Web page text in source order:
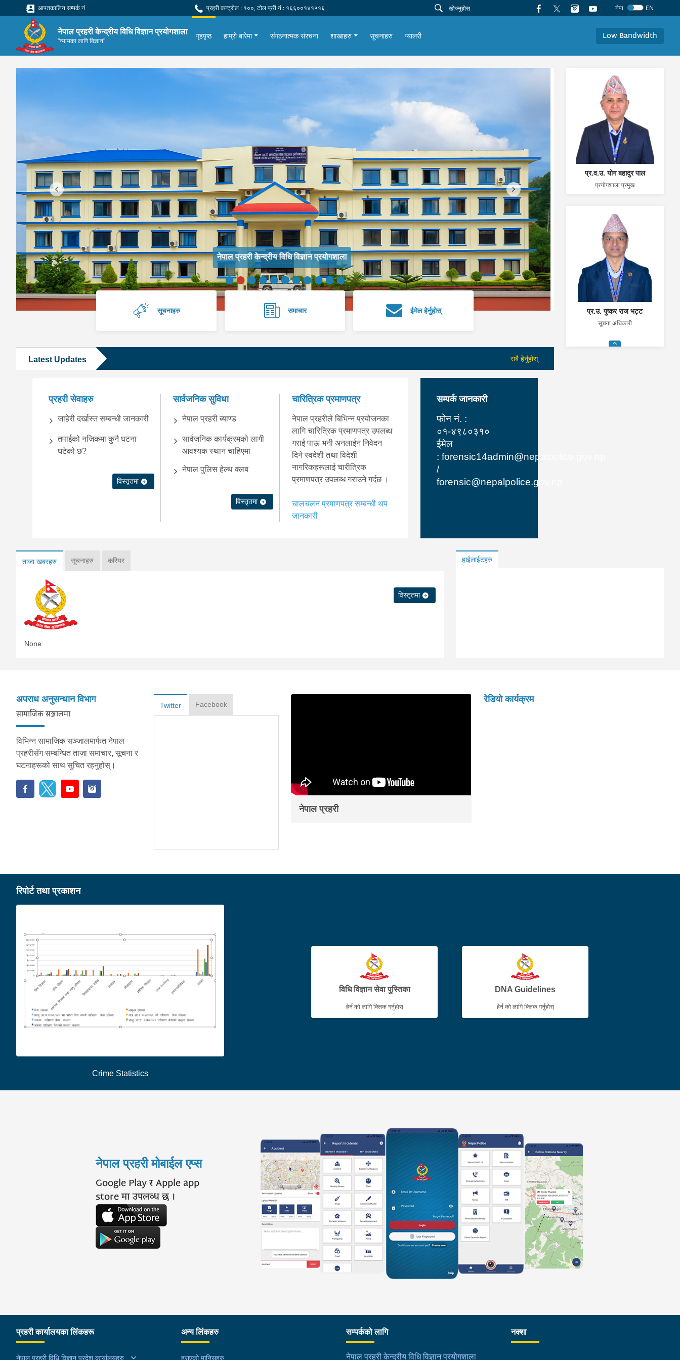
आपतकालिन सम्पर्क नं प्रहरी कन्ट्रोल : १००, टोल फ्री नं.: १६६००१४१५१६ नेपा EN
नेपाल प्रहरी केन्द्रीय विधि विज्ञान प्रयोगशाला
"न्यायका लागि विज्ञान"
गृहपृष्ठ हाम्रो बारेमा संगठनात्मक संरचना शाखाहरु सूचनाहरु ग्यालरी Low Bandwidth
नेपाल प्रहरी विधि विज्ञान प्रयोगशाला नेपालगंज र नेपाल प्रहरी विधि विज्ञान प्रयोगशाला धरान ।
Previous Next
सूचनाहरु समाचार ईमेल हेर्नुहोस्
Latest Updates सबै हेर्नुहोस्
प्रहरी सेवाहरु
जाहेरी दर्खास्त सम्बन्धी जानकारी
तपाईको नजिकमा कुनै घटना
घटेको छ?
विस्तृतमा
सार्वजनिक सुविधा
नेपाल प्रहरी ब्याण्ड
सार्वजनिक कार्यक्रमको लागी
आवश्यक स्थान चाहिएमा
नेपाल पुलिस हेल्थ क्लब
विस्तृतमा
चारित्रिक प्रमाणपत्र
नेपाल प्रहरीले बिभिन्न प्रयोजनका
लागि चारित्रिक प्रमाणपत्र उपलब्ध
गराई पाऊ भनी अनलाईन निवेदन
दिने स्वदेशी तथा विदेशी
नागरिकहरूलाई चारीत्रिक
प्रमाणपत्र उपलब्ध गराउने गर्दछ ।
चालचलन प्रमाणपत्र सम्बन्धी थप
जानकारी
सम्पर्क जानकारी
फोन नं. :
०१-४९८०३१०
ईमेल
: forensic14admin@nepalpolice.gov.np
/
forensic@nepalpolice.gov.np
प्र.व.उ. योग बहादुर पाल
प्रयोगशाला प्रमुख
प्र.उ. पुष्कर राज भट्ट
सूचना अधिकारी
ताजा खबरहरु सूचनाहरु करियर
None
विस्तृतमा
हाईलाईटहरु
अपराध अनुसन्धान विभाग
सामाजिक सञ्जालमा
विभिन्न सामाजिक सञ्जालमार्फत नेपाल
प्रहरीसँग सम्बन्धित ताजा समाचार, सूचना र
घटनाहरूको साथ सुचित रहनुहोस्।
Twitter Facebook
नेपाल प्रहरी
रेडियो कार्यक्रम
रिपोर्ट तथा प्रकाशन
Crime Statistics
विधि विज्ञान सेवा पुस्तिका
हेर्न को लागि क्लिक गर्नुहोस्
DNA Guidelines
हेर्न को लागि क्लिक गर्नुहोस्
नेपाल प्रहरी मोबाईल एप्स
Google Play र Apple app
store मा उपलव्ध छ ।
प्रहरी कार्यालयका लिंकहरू
नेपाल प्रहरी विधि विज्ञान प्रदेश कार्यालयहरु
अन्य लिंकहरु
हराएको मानिसहरु
सम्पर्कको लागि
नेपाल प्रहरी केन्द्रीय विधि विज्ञान प्रयोगशाला
नक्शा